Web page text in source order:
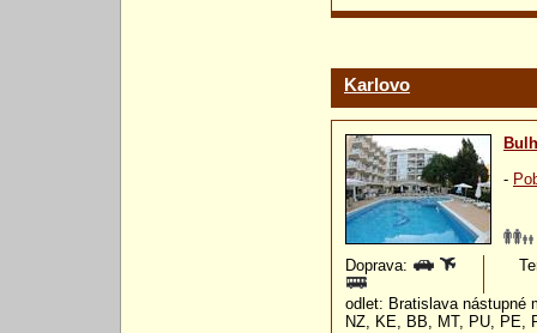
Karlovo
-
Doprava:
odlet: Bratislava nástupné
NZ, KE, BB, MT, PU, PE,